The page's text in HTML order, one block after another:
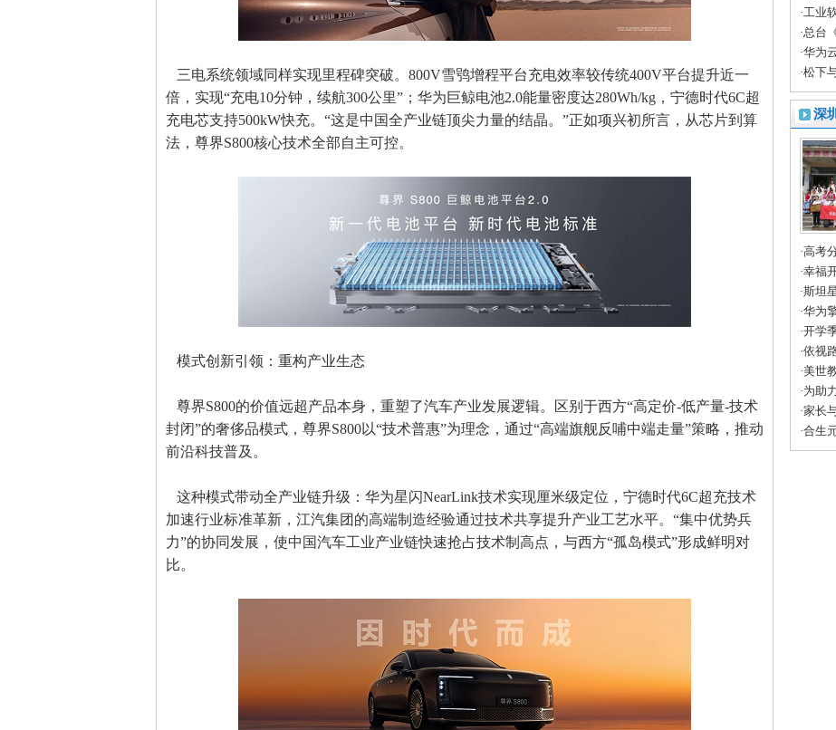
人节“
·工业
聚“首”
·总台
·华为
·松下
合作
深
·高考
填报
·幸福
友会
·斯坦
市级
·华为
育装
·开学
·依视
科普
·美世
蓝图
·为助
联名
·家长
的情
·合生
三电系统领域同样实现里程碑突破。800V雪鸮增程平台充电效率较传统400V平台提升近一
倍，实现“充电10分钟，续航300公里”；华为巨鲸电池2.0能量密度达280Wh/kg，宁德时代6C超
充电芯支持500kW快充。“这是中国全产业链顶尖力量的结晶。”正如项兴初所言，从芯片到算
法，尊界S800核心技术全部自主可控。
模式创新引领：重构产业生态
尊界S800的价值远超产品本身，重塑了汽车产业发展逻辑。区别于西方“高定价-低产量-技术
封闭”的奢侈品模式，尊界S800以“技术普惠”为理念，通过“高端旗舰反哺中端走量”策略，推动
前沿科技普及。
这种模式带动全产业链升级：华为星闪NearLink技术实现厘米级定位，宁德时代6C超充技术
加速行业标准革新，江汽集团的高端制造经验通过技术共享提升产业工艺水平。“集中优势兵
力”的协同发展，使中国汽车工业产业链快速抢占技术制高点，与西方“孤岛模式”形成鲜明对
比。